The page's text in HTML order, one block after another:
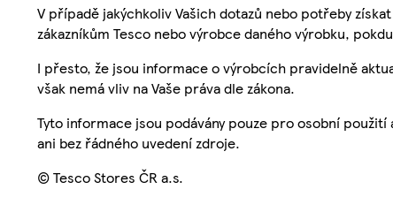
V případě jakýchkoliv Vašich dotazů nebo potřeby
zákazníkům Tesco nebo výrobce daného výrobku,
I přesto, že jsou informace o výrobcích pravidelně
však nemá vliv na Vaše práva dle zákona.
Tyto informace jsou podávány pouze pro osobní
ani bez řádného uvedení zdroje.
© Tesco Stores ČR a.s.